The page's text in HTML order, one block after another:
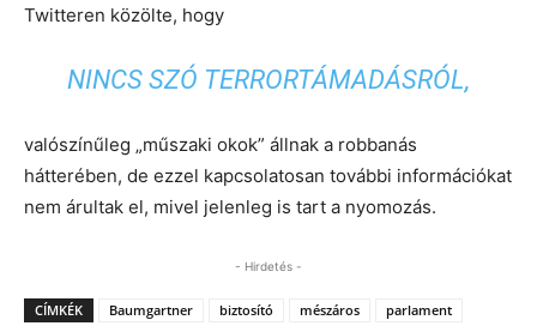
Twitteren közölte, hogy
NINCS SZÓ TERRORTÁMADÁSRÓL,
valószínűleg „műszaki okok” állnak a robbanás
hátterében, de ezzel kapcsolatosan további információkat
nem árultak el, mivel jelenleg is tart a nyomozás.
- Hirdetés -
CÍMKÉK Baumgartner biztosító mészáros
parlament